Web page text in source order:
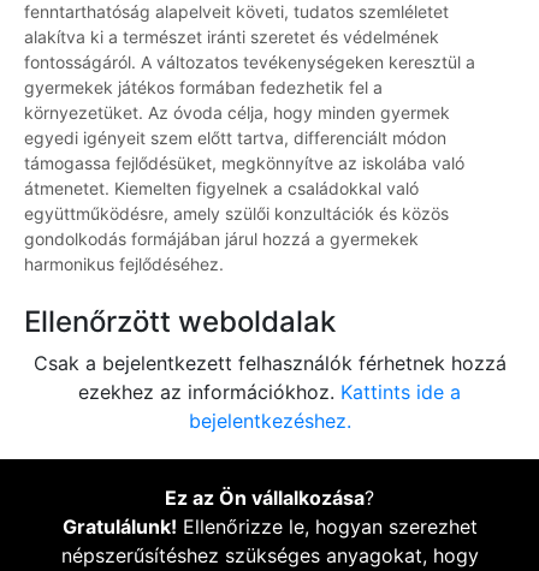
fenntarthatóság alapelveit követi, tudatos szemléletet
alakítva ki a természet iránti szeretet és védelmének
fontosságáról. A változatos tevékenységeken keresztül a
gyermekek játékos formában fedezhetik fel a
környezetüket. Az óvoda célja, hogy minden gyermek
egyedi igényeit szem előtt tartva, differenciált módon
támogassa fejlődésüket, megkönnyítve az iskolába való
átmenetet. Kiemelten figyelnek a családokkal való
együttműködésre, amely szülői konzultációk és közös
gondolkodás formájában járul hozzá a gyermekek
harmonikus fejlődéséhez.
Ellenőrzött weboldalak
Csak a bejelentkezett felhasználók férhetnek hozzá
ezekhez az információkhoz. Kattints ide a
bejelentkezéshez.
Ez az Ön vállalkozása?
Gratulálunk! Ellenőrizze le, hogyan szerezhet
népszerűsítéshez szükséges anyagokat, hogy